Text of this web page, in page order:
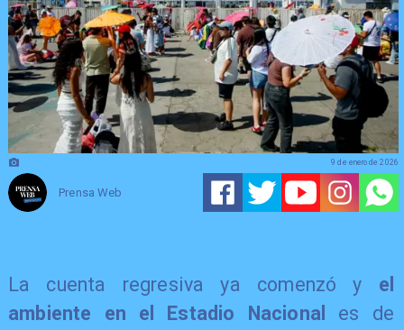
Prensa Web
9 de enero de 2026
La cuenta regresiva ya comenzó y el
ambiente en el Estadio Nacional
es de